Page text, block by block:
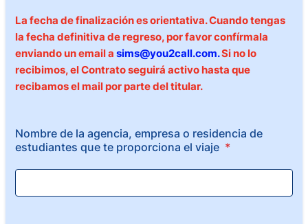
La fecha de finalización es orientativa. Cuando tengas
la fecha definitiva de regreso, por favor confírmala
enviando un email a sims@you2call.com.Si no lo
recibimos, el Contrato seguirá activo hasta que
recibamos el mail por parte del titular.
Nombre de la agencia, empresa o residencia de
estudiantes que te proporciona el viaje *